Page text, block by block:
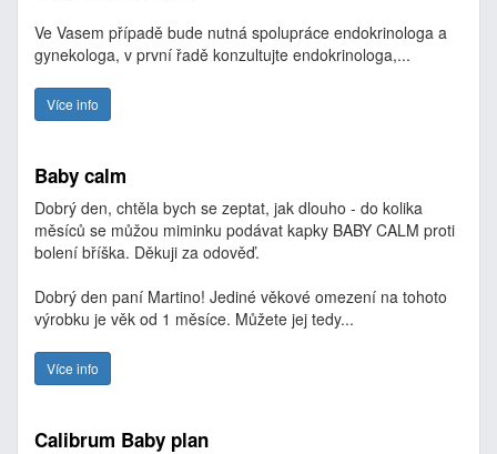
Ve Vasem případě bude nutná spolupráce endokrinologa a
gynekologa, v první řadě konzultujte endokrinologa,...
Více info
Baby calm
Dobrý den, chtěla bych se zeptat, jak dlouho - do kolika
měsíců se můžou miminku podávat kapky BABY CALM proti
bolení bříška. Děkuji za odověď.
Dobrý den paní Martino! Jediné věkové omezení na tohoto
výrobku je věk od 1 měsíce. Můžete jej tedy...
Více info
Calibrum Baby plan